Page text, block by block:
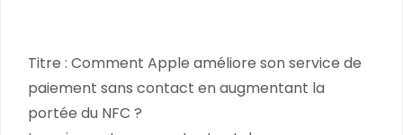
Titre : Comment Apple améliore son service de
paiement sans contact en augmentant la
portée du NFC ?